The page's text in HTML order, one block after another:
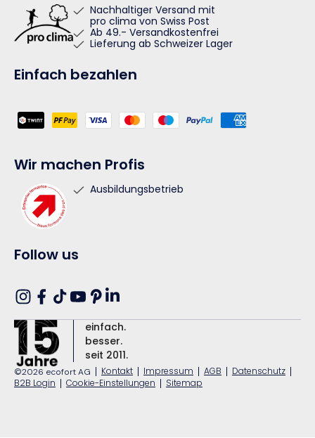
Nachhaltiger Versand mit
pro clima von Swiss Post
Ab 49.- Versandkostenfrei
Lieferung ab Schweizer Lager
Einfach bezahlen
Zahlungsmethoden
Wir machen Profis
Ausbildungsbetrieb
Follow us
Instagram
Facebook
TikTokYouTube
Pinterest
Translation
missing:
de.general.social.links.linkedin
einfach.
besser.
seit 2011.
©2026 ecofort AG | Kontakt | Impressum | AGB | Datenschutz |
B2B Login | Cookie-Einstellungen | Sitemap